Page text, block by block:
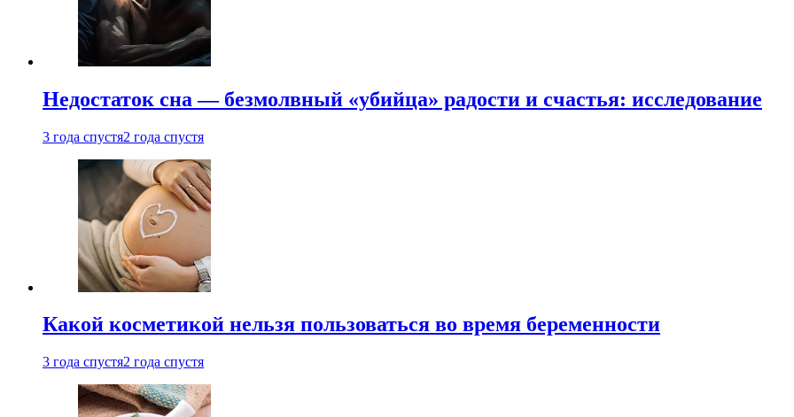
Недостаток сна — безмолвный «убийца» радости и счастья: исследование
3 года спустя2 года спустя
Какой косметикой нельзя пользоваться во время беременности
3 года спустя2 года спустя